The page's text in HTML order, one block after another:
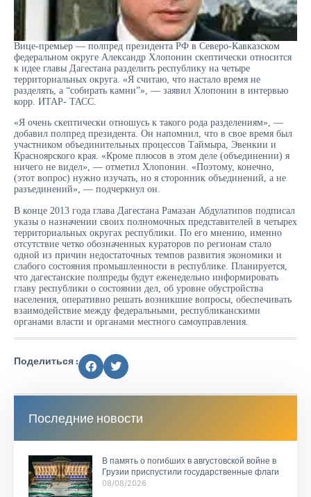
Вице-премьер — полпред президента РФ в Северо-Кавказском
федеральном округе Александр Хлопонин скептически относится
к идее главы Дагестана разделить республику на четыре
территориальных округа. «Я считаю, что настало время не
разделять, а “собирать камни”», — заявил Хлопонин в интервью
корр. ИТАР- ТАСС.
«Я очень скептически отношусь к такого рода разделениям», —
добавил полпред президента. Он напомнил, что в свое время был
участником объединительных процессов Таймыра, Эвенкии и
Красноярского края. «Кроме плюсов в этом деле (объединении) я
ничего не видел», — отметил Хлопонин. «Поэтому, конечно,
(этот вопрос) нужно изучать, но я сторонник объединений, а не
разъединений», — подчеркнул он.
В конце 2013 года глава Дагестана Рамазан Абдулатипов подписал
указы о назначении своих полномочных представителей в четырех
территориальных округах республики. По его мнению, именно
отсутствие четко обозначенных кураторов по регионам стало
одной из причин недостаточных темпов развития экономики и
слабого состояния промышленности в республике. Планируется,
что дагестанские полпреды будут еженедельно информировать
главу республики о состоянии дел, об уровне обустройства
населения, оперативно решать возникшие вопросы, обеспечивать
взаимодействие между федеральными, республиканскими
органами власти и органами местного самоуправления.
Поделиться :
Последние новости
В память о погибших в августовской войне в
Грузии приспустили государственные флаги
08/08/2026